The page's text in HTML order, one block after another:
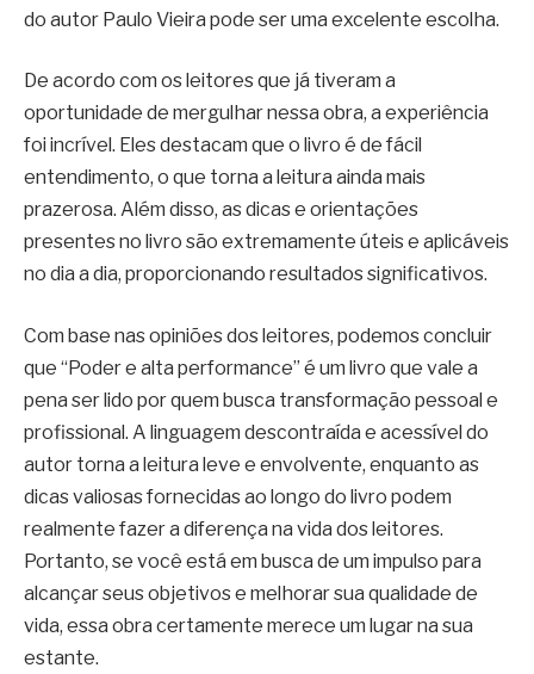
do autor Paulo Vieira pode ser uma excelente escolha.
De acordo com os leitores que já tiveram a
oportunidade de mergulhar nessa obra, a experiência
foi incrível. Eles destacam que o livro é de fácil
entendimento, o que torna a leitura ainda mais
prazerosa. Além disso, as dicas e orientações
presentes no livro são extremamente úteis e aplicáveis
no dia a dia, proporcionando resultados significativos.
Com base nas opiniões dos leitores, podemos concluir
que “Poder e alta performance” é um livro que vale a
pena ser lido por quem busca transformação pessoal e
profissional. A linguagem descontraída e acessível do
autor torna a leitura leve e envolvente, enquanto as
dicas valiosas fornecidas ao longo do livro podem
realmente fazer a diferença na vida dos leitores.
Portanto, se você está em busca de um impulso para
alcançar seus objetivos e melhorar sua qualidade de
vida, essa obra certamente merece um lugar na sua
estante.